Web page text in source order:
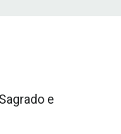
e